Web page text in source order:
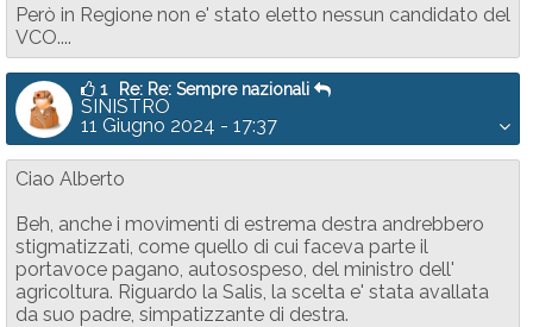
Però in Regione non e' stato eletto nessun candidato del
VCO....
1 Re: Re: Sempre nazionali
SINISTRO
11 Giugno 2024 - 17:37
Ciao Alberto
Beh, anche i movimenti di estrema destra andrebbero
stigmatizzati, come quello di cui faceva parte il
portavoce pagano, autosospeso, del ministro dell'
agricoltura. Riguardo la Salis, la scelta e' stata avallata
da suo padre, simpatizzante di destra.